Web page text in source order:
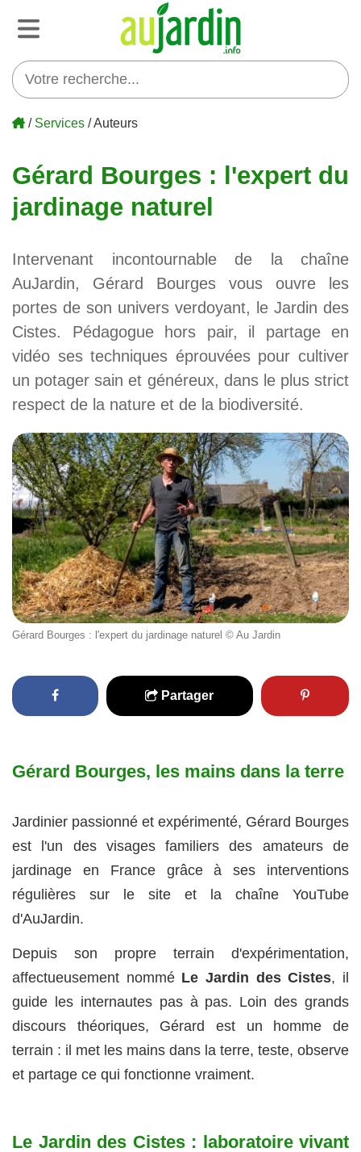
/ Services / Auteurs
Gérard Bourges : l'expert du
jardinage naturel
Intervenant incontournable de la chaîne
AuJardin, Gérard Bourges vous ouvre les
portes de son univers verdoyant, le Jardin des
Cistes. Pédagogue hors pair, il partage en
vidéo ses techniques éprouvées pour cultiver
un potager sain et généreux, dans le plus strict
respect de la nature et de la biodiversité.
Gérard Bourges : l'expert du jardinage naturel © Au Jardin
Partager
Gérard Bourges, les mains dans la terre
Jardinier passionné et expérimenté, Gérard Bourges
est l'un des visages familiers des amateurs de
jardinage en France grâce à ses interventions
régulières sur le site et la chaîne YouTube
d'AuJardin.
Depuis son propre terrain d'expérimentation,
affectueusement nommé Le Jardin des Cistes, il
guide les internautes pas à pas. Loin des grands
discours théoriques, Gérard est un homme de
terrain : il met les mains dans la terre, teste, observe
et partage ce qui fonctionne vraiment.
Le Jardin des Cistes : laboratoire vivant